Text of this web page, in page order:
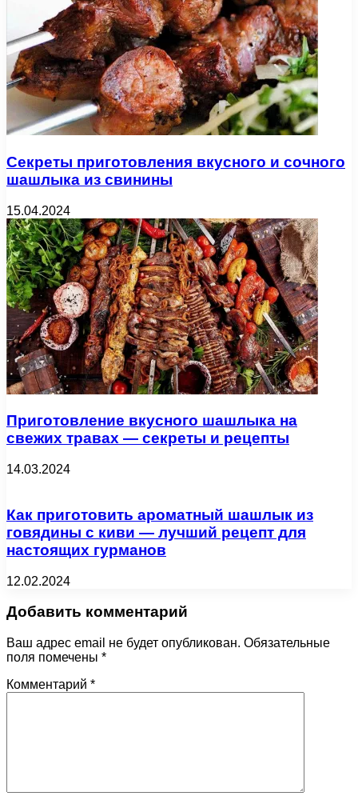
Секреты приготовления вкусного и сочного
шашлыка из свинины
15.04.2024
Приготовление вкусного шашлыка на
свежих травах — секреты и рецепты
14.03.2024
Как приготовить ароматный шашлык из
говядины с киви — лучший рецепт для
настоящих гурманов
12.02.2024
Добавить комментарий
Ваш адрес email не будет опубликован. Обязательные
поля помечены *
Комментарий *